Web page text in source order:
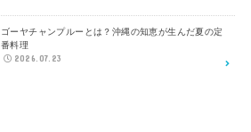
ゴーヤチャンプルーとは？沖縄の知恵が生んだ夏の定
番料理
2026.07.23